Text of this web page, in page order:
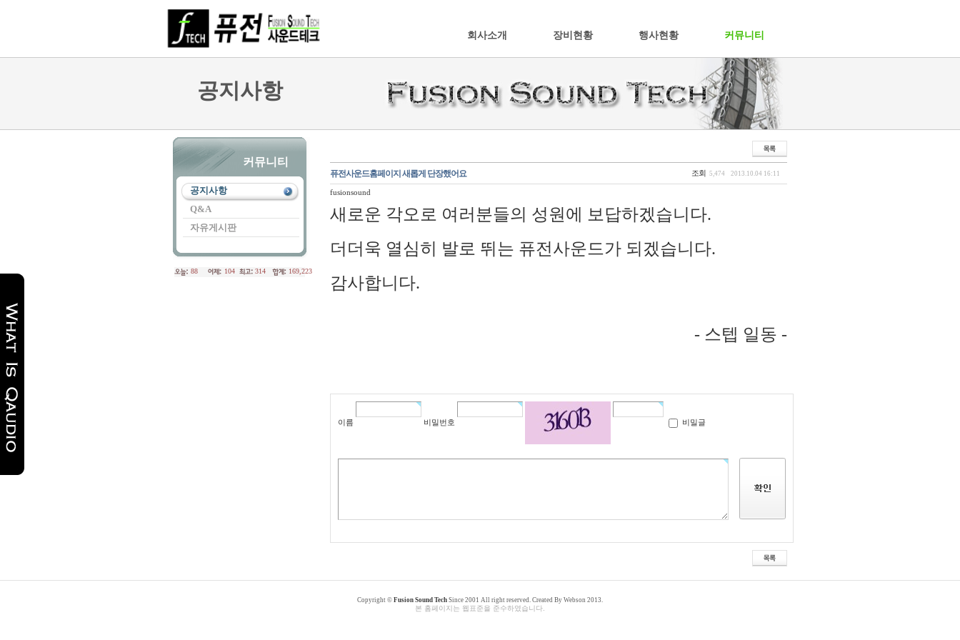
회사소개 장비현황 행사현황 커뮤니티
공지사항
커뮤니티
공지사항
Q&A
자유게시판
88 104 314 169,223
퓨전사운드홈페이지 새롭게 단장했어요 조회 5,474 2013.10.04 16:11
fusionsound
새로운 각오로 여러분들의 성원에 보답하겠습니다.
더더욱 열심히 발로 뛰는 퓨전사운드가 되겠습니다.
감사합니다.
- 스텝 일동 -
이름 비밀번호 비밀글
카
카
Copyright © Fusion Sound Tech Since 2001 All right reserved. Created By Webson 2013.
본 홈페이지는 웹표준을 준수하였습니다.